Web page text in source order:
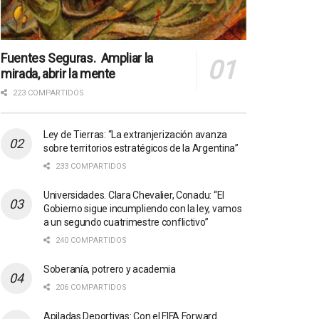
Fuentes Seguras. Ampliar la
mirada, abrir la mente
223 COMPARTIDOS
Ley de Tierras: “La extranjerización avanza
sobre territorios estratégicos de la Argentina”
233 COMPARTIDOS
Universidades. Clara Chevalier, Conadu: “El
Gobierno sigue incumpliendo con la ley, vamos
a un segundo cuatrimestre conflictivo”
240 COMPARTIDOS
Soberanía, potrero y academia
206 COMPARTIDOS
Apiladas Deportivas: Con el FIFA Forward